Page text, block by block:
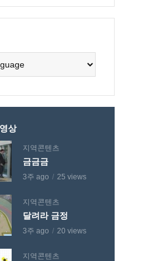
상
지역콘텐츠
금금금
3주 ago 25 views
지역콘텐츠
달려라 금정
3주 ago 20 views
지역콘텐츠